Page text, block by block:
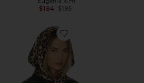
$184 Previous price:
$195
Favorite BABS ヘッドスカーフ